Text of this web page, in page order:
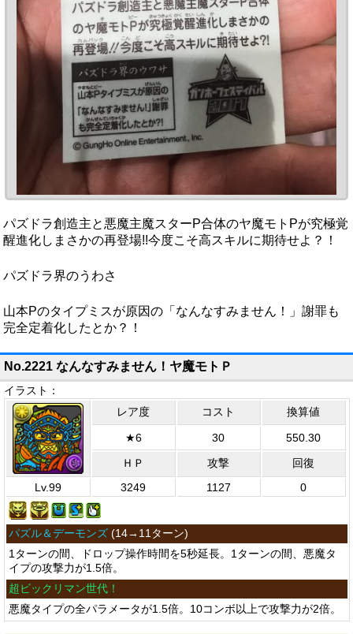
パズドラ創造主と悪魔主魔スターP合体のヤ魔モトPが究極覚
醒進化しまさかの再登場!!今度こそ高スキルに期待せよ？！
パズドラ界のうわさ
山本Pのタイプミスが原因の「なんなすみません！」謝罪も
完全定着化したとか？！
No.2221 なんなすみません！ヤ魔モトＰ
イラスト：
レア度 コスト 換算値
★6 30
550.30
ＨＰ
攻撃
回復
Lv.99
3249 1127 0
パズル＆デーモンズ (14→11ターン)
1ターンの間、ドロップ操作時間を5秒延長。1ターンの間、悪魔タ
イプの攻撃力が1.5倍。
超ビックリマン世代！
悪魔タイプの全パラメータが1.5倍。10コンボ以上で攻撃力が2倍。